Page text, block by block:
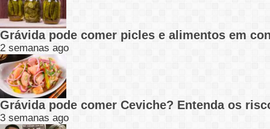
Grávida pode comer picles e alimentos em
2 semanas ago
Grávida pode comer Ceviche? Entenda os
3 semanas ago